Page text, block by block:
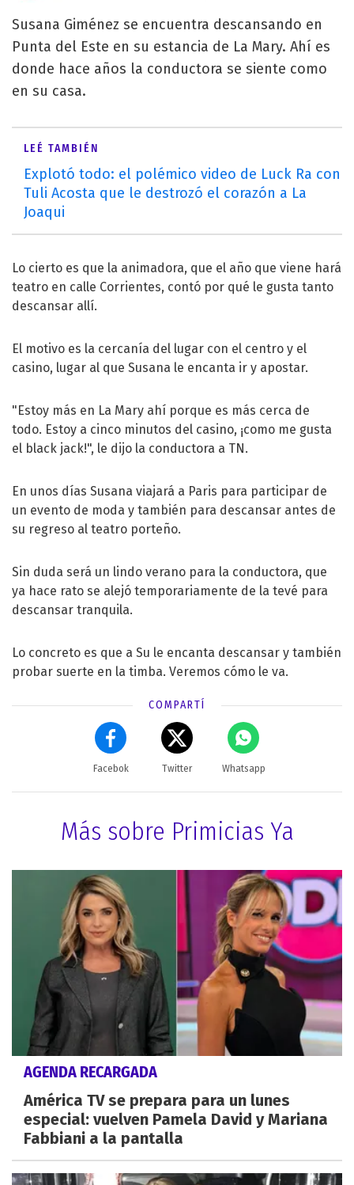
Susana Giménez se encuentra descansando en
Punta del Este en su estancia de La Mary. Ahí es
donde hace años la conductora se siente como
en su casa.
LEÉ TAMBIÉN
Explotó todo: el polémico video de Luck Ra con
Tuli Acosta que le destrozó el corazón a La
Joaqui
Lo cierto es que la animadora, que el año que viene hará
teatro en calle Corrientes, contó por qué le gusta tanto
descansar allí.
El motivo es la cercanía del lugar con el centro y el
casino, lugar al que Susana le encanta ir y apostar.
"Estoy más en La Mary ahí porque es más cerca de
todo. Estoy a cinco minutos del casino, ¡como me gusta
el black jack!", le dijo la conductora a TN.
En unos días Susana viajará a Paris para participar de
un evento de moda y también para descansar antes de
su regreso al teatro porteño.
Sin duda será un lindo verano para la conductora, que
ya hace rato se alejó temporariamente de la tevé para
descansar tranquila.
Lo concreto es que a Su le encanta descansar y también
probar suerte en la timba. Veremos cómo le va.
COMPARTÍ
Facebok Twitter Whatsapp
Más sobre Primicias Ya
AGENDA RECARGADA
América TV se prepara para un lunes
especial: vuelven Pamela David y Mariana
Fabbiani a la pantalla